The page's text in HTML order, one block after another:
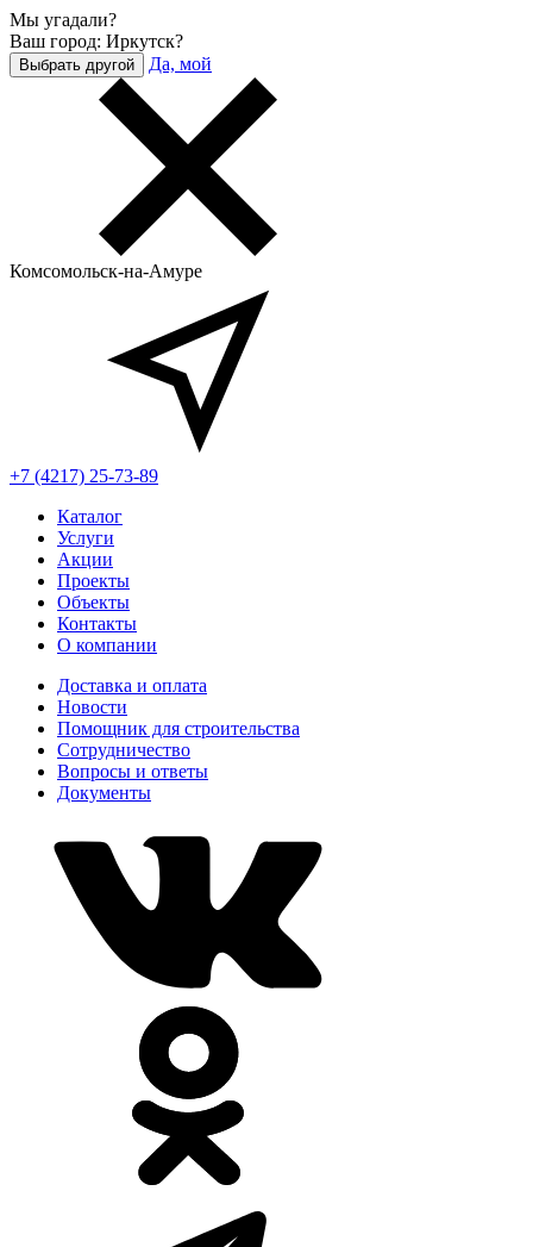
Мы угадали?
Ваш город: Иркутск?
Выбрать другой Да, мой
Комсомольск-на-Амуре
+7 (4217) 25-73-89
Каталог
Услуги
Акции
Проекты
Объекты
Контакты
О компании
Доставка и оплата
Новости
Помощник для строительства
Сотрудничество
Вопросы и ответы
Документы